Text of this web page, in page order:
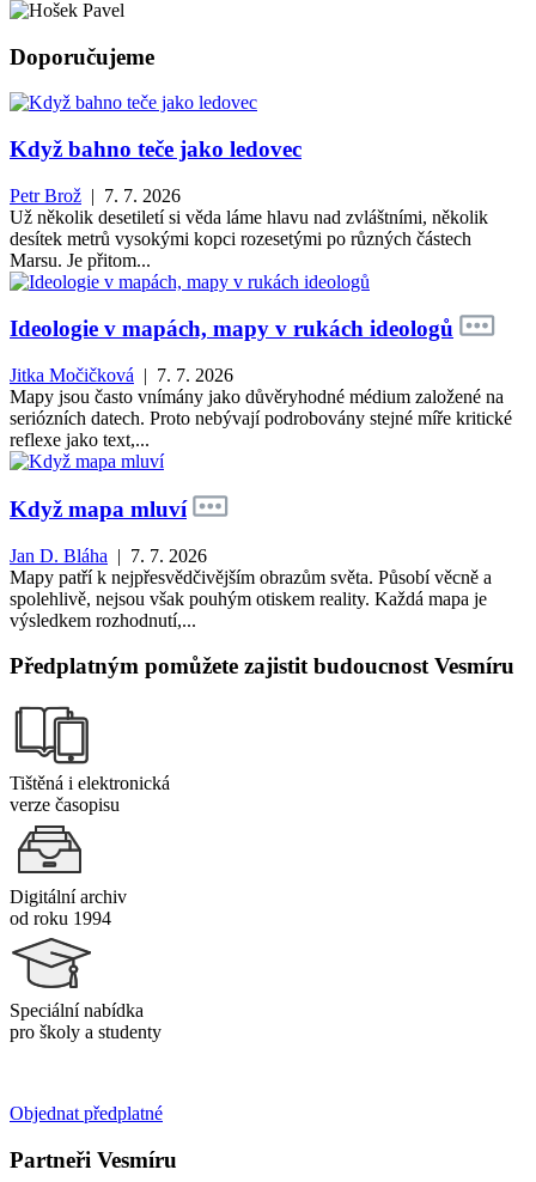
Doporučujeme
Když bahno teče jako ledovec
Petr Brož | 7. 7. 2026
Už několik desetiletí si věda láme hlavu nad zvláštními, několik
desítek metrů vysokými kopci rozesetými po různých částech
Marsu. Je přitom...
Ideologie v mapách, mapy v rukách ideologů
Jitka Močičková | 7. 7. 2026
Mapy jsou často vnímány jako důvěryhodné médium založené na
seriózních datech. Proto nebývají podrobovány stejné míře kritické
reflexe jako text,...
Když mapa mluví
Jan D. Bláha | 7. 7. 2026
Mapy patří k nejpřesvědčivějším obrazům světa. Působí věcně a
spolehlivě, nejsou však pouhým otiskem reality. Každá mapa je
výsledkem rozhodnutí,...
Předplatným pomůžete zajistit budoucnost Vesmíru
Tištěná i elektronická
verze časopisu
Digitální archiv
od roku 1994
Speciální nabídka
pro školy a studenty
Objednat předplatné
Partneři Vesmíru